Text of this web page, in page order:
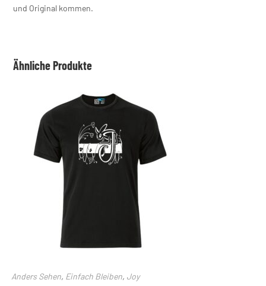
und Original kommen.
Ähnliche Produkte
Anders Sehen, Einfach Bleiben, Joy